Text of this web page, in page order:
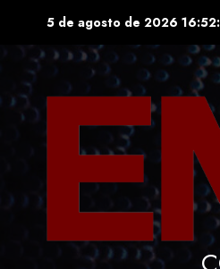
content
5 de agosto de 2026